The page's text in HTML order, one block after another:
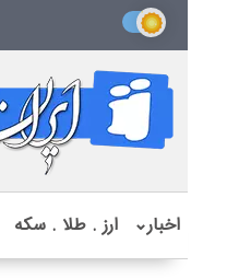
اخبار⌄ ارز . طلا . سکه